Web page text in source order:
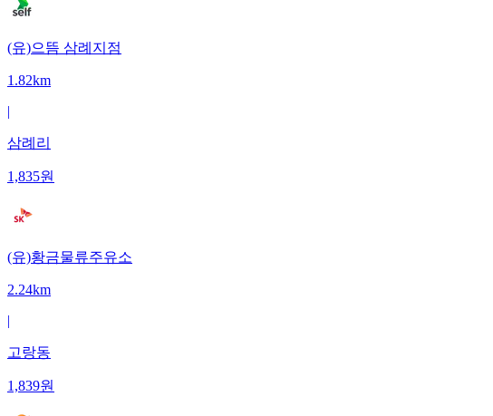
(유)으뜸 삼례지점
1.82km
|
삼례리
1,835원
(유)황금물류주유소
2.24km
|
고랑동
1,839원